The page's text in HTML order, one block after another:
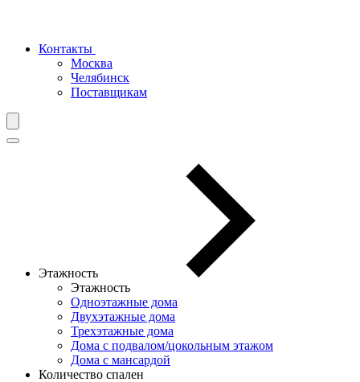
Контакты
Москва
Челябинск
Поставщикам
Этажность
Этажность
Одноэтажные дома
Двухэтажные дома
Трехэтажные дома
Дома с подвалом/цокольным этажом
Дома с мансардой
Количество спален